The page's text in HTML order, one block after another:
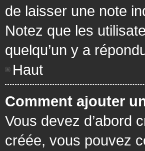
de laisser une note
Notez que les
quelqu’un y a
Haut
Comment ajouter
Vous devez d’abord
créée, vous pouvez